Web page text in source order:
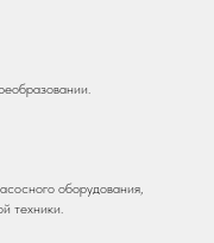
оборудования,
техники.